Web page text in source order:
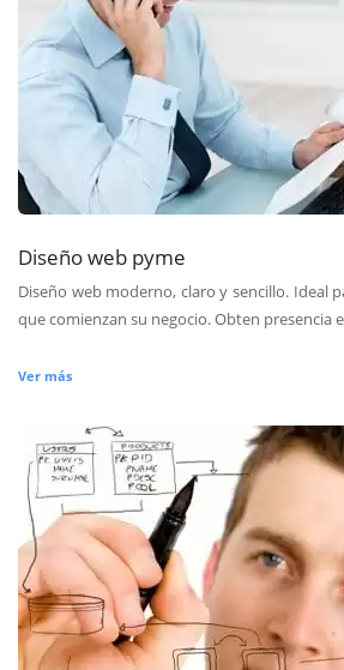
Diseño web pyme
Diseño web moderno, claro y sencillo. Ideal
que comienzan su negocio. Obten presencia
Ver más